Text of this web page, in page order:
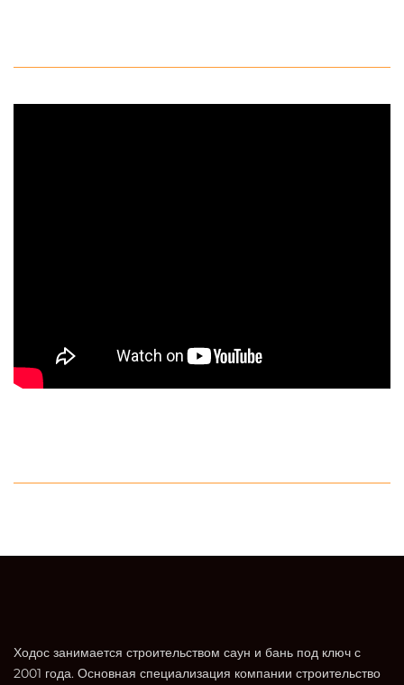
Ходос занимается строительством саун и бань под ключ с
2001 года. Основная специализация компании строительство